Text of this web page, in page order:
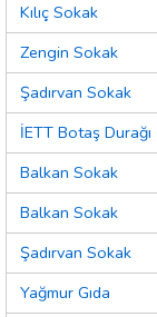
Kılıç Sokak
Zengin Sokak
Şadırvan Sokak
İETT Botaş Durağı
Balkan Sokak
Balkan Sokak
Şadırvan Sokak
Yağmur Gıda